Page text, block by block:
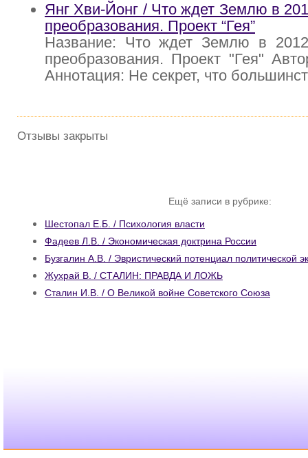
Янг Хви-Йонг / Что ждет Землю в
преобразования. Проект “Гея”
Название: Что ждет Землю в
преобразования. Проект "Гея"
Аннотация: Не секрет, что
Отзывы закрыты
Ещё записи в рубрике:
Шестопал Е.Б. / Психология власти
Фадеев Л.В. / Экономическая доктрина России
Бузгалин А.В. / Эвристический потенциал политической
Жухрай В. / СТАЛИН: ПРАВДА И ЛОЖЬ
Сталин И.В. / О Великой войне Советского Союза